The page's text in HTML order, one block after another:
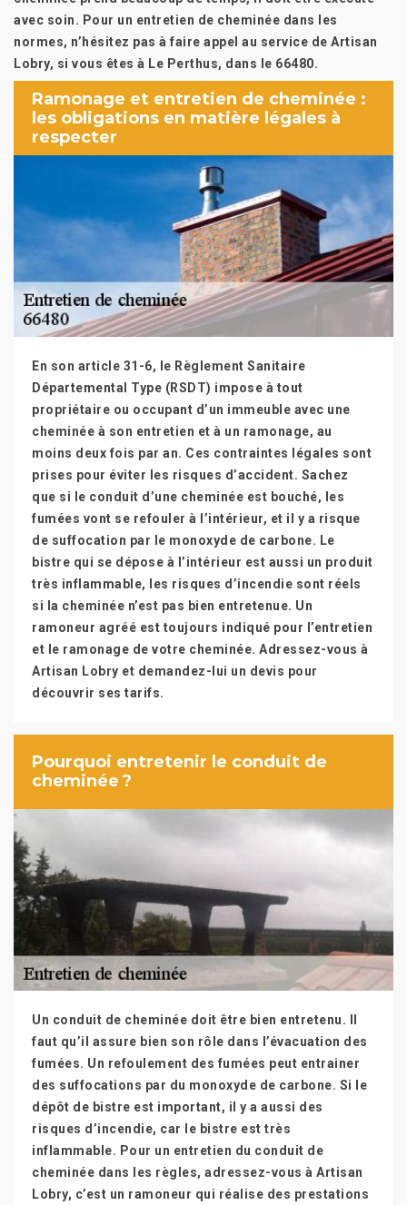
avec soin. Pour un entretien de cheminée dans les
normes, n’hésitez pas à faire appel au service de Artisan
Lobry, si vous êtes à Le Perthus, dans le 66480.
Ramonage et entretien de cheminée :
les obligations en matière légales à
respecter
En son article 31-6, le Règlement Sanitaire
Départemental Type (RSDT) impose à tout
propriétaire ou occupant d’un immeuble avec une
cheminée à son entretien et à un ramonage, au
moins deux fois par an. Ces contraintes légales sont
prises pour éviter les risques d’accident. Sachez
que si le conduit d’une cheminée est bouché, les
fumées vont se refouler à l’intérieur, et il y a risque
de suffocation par le monoxyde de carbone. Le
bistre qui se dépose à l’intérieur est aussi un produit
très inflammable, les risques d’incendie sont réels
si la cheminée n’est pas bien entretenue. Un
ramoneur agréé est toujours indiqué pour l’entretien
et le ramonage de votre cheminée. Adressez-vous à
Artisan Lobry et demandez-lui un devis pour
découvrir ses tarifs.
Pourquoi entretenir le conduit de
cheminée ?
Un conduit de cheminée doit être bien entretenu. Il
faut qu’il assure bien son rôle dans l’évacuation des
fumées. Un refoulement des fumées peut entrainer
des suffocations par du monoxyde de carbone. Si le
dépôt de bistre est important, il y a aussi des
risques d’incendie, car le bistre est très
inflammable. Pour un entretien du conduit de
cheminée dans les règles, adressez-vous à Artisan
Lobry, c’est un ramoneur qui réalise des prestations